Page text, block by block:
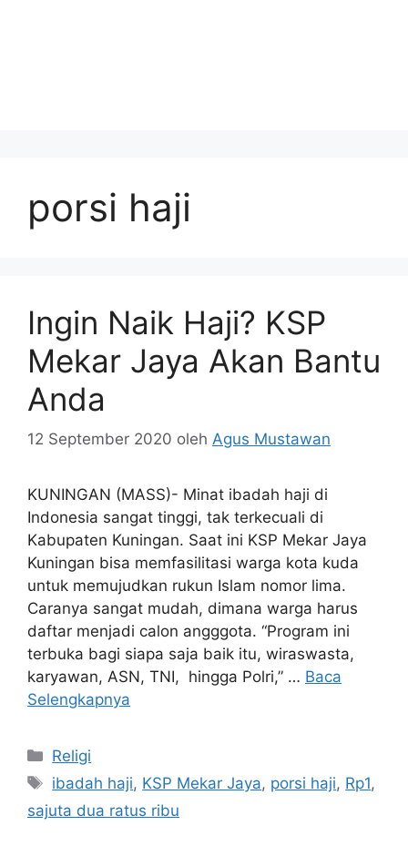
porsi haji
Ingin Naik Haji? KSP
Mekar Jaya Akan Bantu
Anda
12 September 2020 oleh Agus Mustawan
KUNINGAN (MASS)- Minat ibadah haji di
Indonesia sangat tinggi, tak terkecuali di
Kabupaten Kuningan. Saat ini KSP Mekar Jaya
Kuningan bisa memfasilitasi warga kota kuda
untuk memujudkan rukun Islam nomor lima.
Caranya sangat mudah, dimana warga harus
daftar menjadi calon angggota. “Program ini
terbuka bagi siapa saja baik itu, wiraswasta,
karyawan, ASN, TNI, hingga Polri,” … Baca
Selengkapnya
Kategori
Religi
Tag
ibadah haji, KSP Mekar Jaya, porsi haji, Rp1,
sajuta dua ratus ribu